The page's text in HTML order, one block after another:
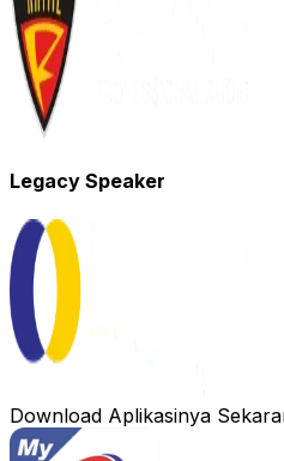
Legacy Speaker
Download Aplikasinya